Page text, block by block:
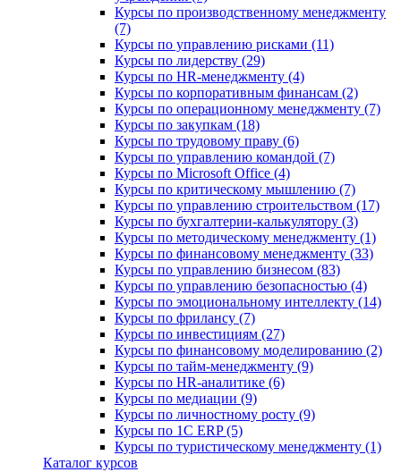
Курсы по производственному менеджменту
(7)
Курсы по управлению рисками (11)
Курсы по лидерству (29)
Курсы по HR-менеджменту (4)
Курсы по корпоративным финансам (2)
Курсы по операционному менеджменту (7)
Курсы по закупкам (18)
Курсы по трудовому праву (6)
Курсы по управлению командой (7)
Курсы по Microsoft Office (4)
Курсы по критическому мышлению (7)
Курсы по управлению строительством (17)
Курсы по бухгалтерии-калькулятору (3)
Курсы по методическому менеджменту (1)
Курсы по финансовому менеджменту (33)
Курсы по управлению бизнесом (83)
Курсы по управлению безопасностью (4)
Курсы по эмоциональному интеллекту (14)
Курсы по фрилансу (7)
Курсы по инвестициям (27)
Курсы по финансовому моделированию (2)
Курсы по тайм-менеджменту (9)
Курсы по HR-аналитике (6)
Курсы по медиации (9)
Курсы по личностному росту (9)
Курсы по 1С ERP (5)
Курсы по туристическому менеджменту (1)
Каталог курсов